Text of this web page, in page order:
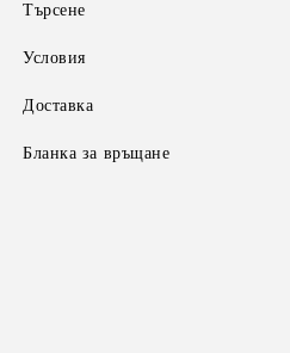
Търсене
Условия
Доставка
Бланка за връщане